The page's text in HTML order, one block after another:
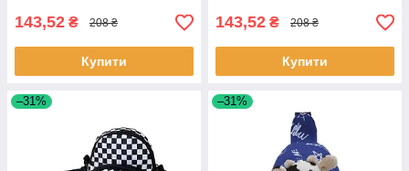
143,52 ₴ 208 ₴
Купити
143,52 ₴ 208 ₴
Купити
–31% –31%